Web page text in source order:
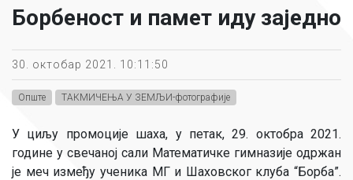
Борбеност и памет иду заједно
30. октобар 2021. 10:11:50
Опште ТАКМИЧЕЊА У ЗЕМЉИ-фотографије
У циљу промоције шаха, у петак, 29. октобра 2021.
године у свечаној сали Математичке гимназије одржан
је меч између ученика МГ и Шаховског клуба “Борба”.